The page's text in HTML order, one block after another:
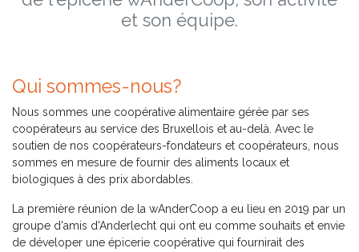
et son équipe.
Qui sommes-nous?
Nous sommes une coopérative alimentaire gérée par ses
coopérateurs au service des Bruxellois et au-delà. Avec le
soutien de nos coopérateurs-fondateurs et coopérateurs, nous
sommes en mesure de fournir des aliments locaux et
biologiques à des prix abordables.
La première réunion de la wAnderCoop a eu lieu en 2019 par un
groupe d'amis d'Anderlecht qui ont eu comme souhaits et envie
de déveloper une épicerie coopérative qui fournirait des